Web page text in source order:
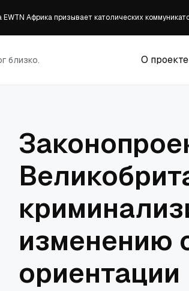
дневник Фаучи
солнцем: уличные социальные работники
и кандидат в Сенат США Джеймс Таларико
близко.
О проекте
изменению
ориентации